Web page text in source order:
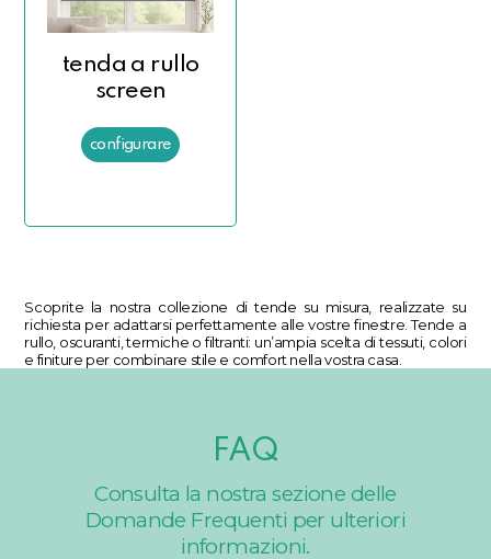
tenda a rullo
screen
Scoprite la nostra collezione di tende su misura, realizzate su
richiesta per adattarsi perfettamente alle vostre finestre. Tende a
rullo, oscuranti, termiche o filtranti: un’ampia scelta di tessuti, colori
e finiture per combinare stile e comfort nella vostra casa.
FAQ
Consulta la nostra sezione delle
Domande Frequenti per ulteriori
informazioni.